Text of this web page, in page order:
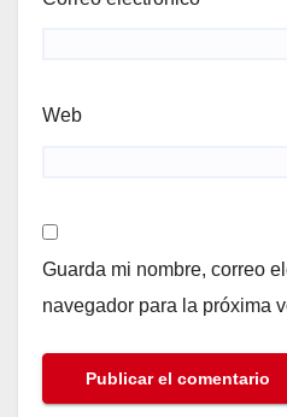
Web
Guarda mi nombre, correo
navegador para la próxima